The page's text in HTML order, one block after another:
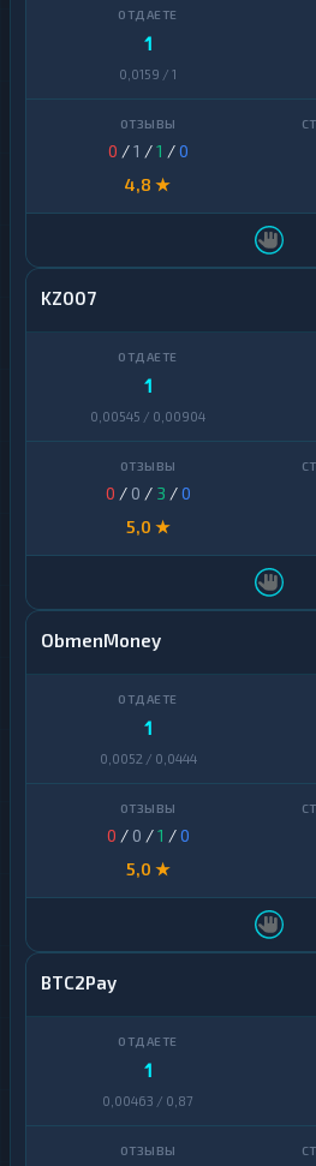
1
0,0159 / 1
0 /1 /1 /0
4,8 ★
KZ007
1
0,00545 / 0,00904
0 / 0 / 3 /0
5,0 ★
ObmenMoney
1
0,0052 / 0,0444
0 / 0 /1 /0
5,0 ★
BTC2Pay
1
0,00463 / 0,87